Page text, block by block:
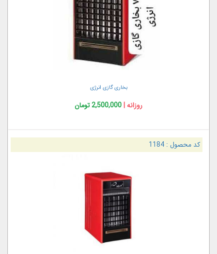
بخاری گازی انرژی
روزانه | 2,500,000 تومان
کد محصول :1184